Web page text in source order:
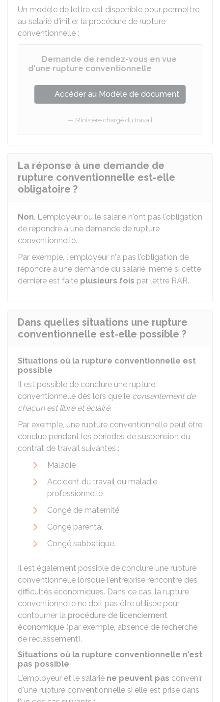
Un modèle de lettre est disponible pour permettre
au salarié d'initier la procédure de rupture
conventionnelle :
Demande de rendez-vous en vue
d'une rupture conventionnelle
Accéder au Modèle de document
Ministère chargé du travail
La réponse à une demande de
rupture conventionnelle est-elle
obligatoire ?
Non. L'employeur ou le salarié n'ont pas l'obligation
de répondre à une demande de rupture
conventionnelle.
Par exemple, l'employeur n'a pas l'obligation de
répondre à une demande du salarié, même si cette
dernière est faite plusieurs fois par lettre RAR.
Dans quelles situations une rupture
conventionnelle est-elle possible ?
Situations où la rupture conventionnelle est
possible
Il est possible de conclure une rupture
conventionnelle dès lors que le consentement de
chacun est libre et éclairé.
Par exemple, une rupture conventionnelle peut être
conclue pendant les périodes de suspension du
contrat de travail suivantes :
Maladie
Accident du travail ou maladie
professionnelle
Congé de maternité
Congé parental
Congé sabbatique.
Il est également possible de conclure une rupture
conventionnelle lorsque l'entreprise rencontre des
difficultés économiques. Dans ce cas, la rupture
conventionnelle ne doit pas être utilisée pour
contourner la procédure de licenciement
économique (par exemple, absence de recherche
de reclassement).
Situations où la rupture conventionnelle n'est
pas possible
L'employeur et le salarié ne peuvent pas convenir
d'une rupture conventionnelle si elle est prise dans